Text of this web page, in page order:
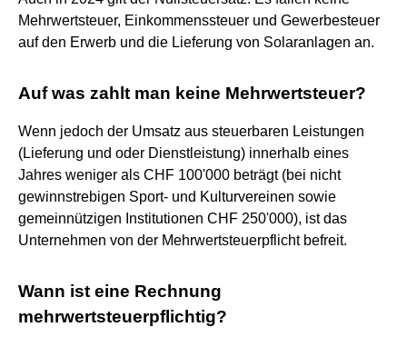
Mehrwertsteuer, Einkommenssteuer und Gewerbesteuer
auf den Erwerb und die Lieferung von Solaranlagen an.
Auf was zahlt man keine Mehrwertsteuer?
Wenn jedoch der Umsatz aus steuerbaren Leistungen
(Lieferung und oder Dienstleistung) innerhalb eines
Jahres weniger als CHF 100'000 beträgt (bei nicht
gewinnstrebigen Sport- und Kulturvereinen sowie
gemeinnützigen Institutionen CHF 250'000), ist das
Unternehmen von der Mehrwertsteuerpflicht befreit.
Wann ist eine Rechnung
mehrwertsteuerpflichtig?